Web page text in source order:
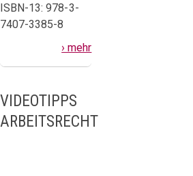
ISBN-13: 978-3-
7407-3385-8
› mehr
VIDEOTIPPS
ARBEITSRECHT